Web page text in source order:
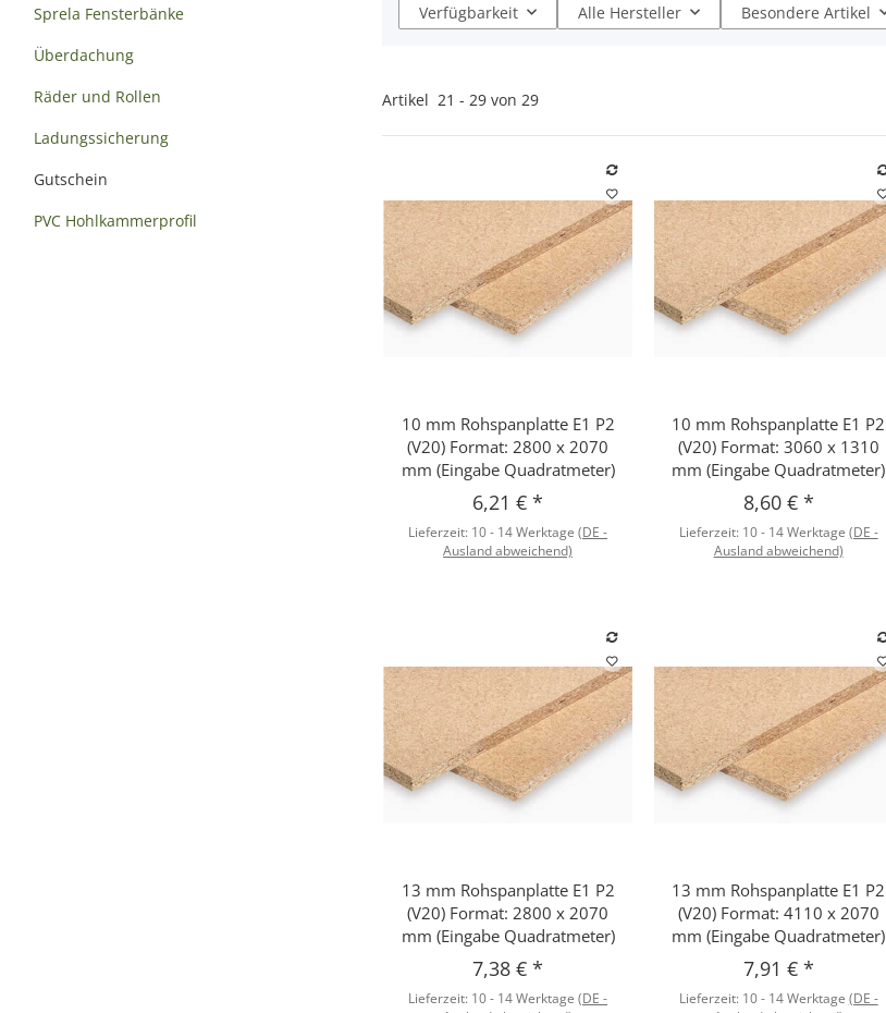
Verfügbarkeit Alle Hersteller Besondere Artikel
Artikel 21 - 29 von 29
Schnellkauf
10 mm Rohspanplatte E1 P2
(V20) Format: 2800 x 2070
mm (Eingabe Quadratmeter)
6,21 €*
Lieferzeit: 10 - 14 Werktage(DE -
Ausland abweichend)
Schnellkauf
10 mm Rohspanplatte E1 P2
(V20) Format: 3060 x 1310
mm (Eingabe Quadratmeter)
8,60 € *
Lieferzeit: 10 - 14 Werktage (DE -
Ausland abweichend)
Schnellkauf
13 mm Rohspanplatte E1 P2
(V20) Format: 2800 x 2070
mm (Eingabe Quadratmeter)
7,38 €*
Lieferzeit: 10 - 14 Werktage(DE -
Schnellkauf
13 mm Rohspanplatte E1 P2
(V20) Format: 4110 x 2070
mm (Eingabe Quadratmeter)
7,91 € *
Lieferzeit: 10 - 14 Werktage (DE -
Sprela Fensterbänke
Überdachung
Räder und Rollen
Ladungssicherung
Gutschein
PVC Hohlkammerprofil